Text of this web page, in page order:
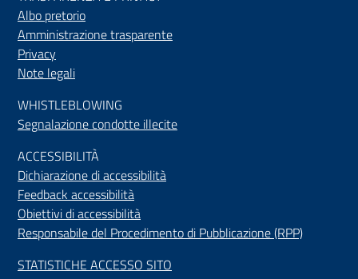
Albo pretorio
Amministrazione trasparente
Privacy
Note legali
WHISTLEBLOWING
Segnalazione condotte illecite
ACCESSIBILITÀ
Dichiarazione di accessibilità
Feedback accessibilità
Obiettivi di accessibilità
Responsabile del Procedimento di Pubblicazione (RPP)
STATISTICHE ACCESSO SITO